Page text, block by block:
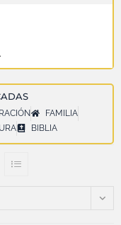
FAMILIA
BIBLIA